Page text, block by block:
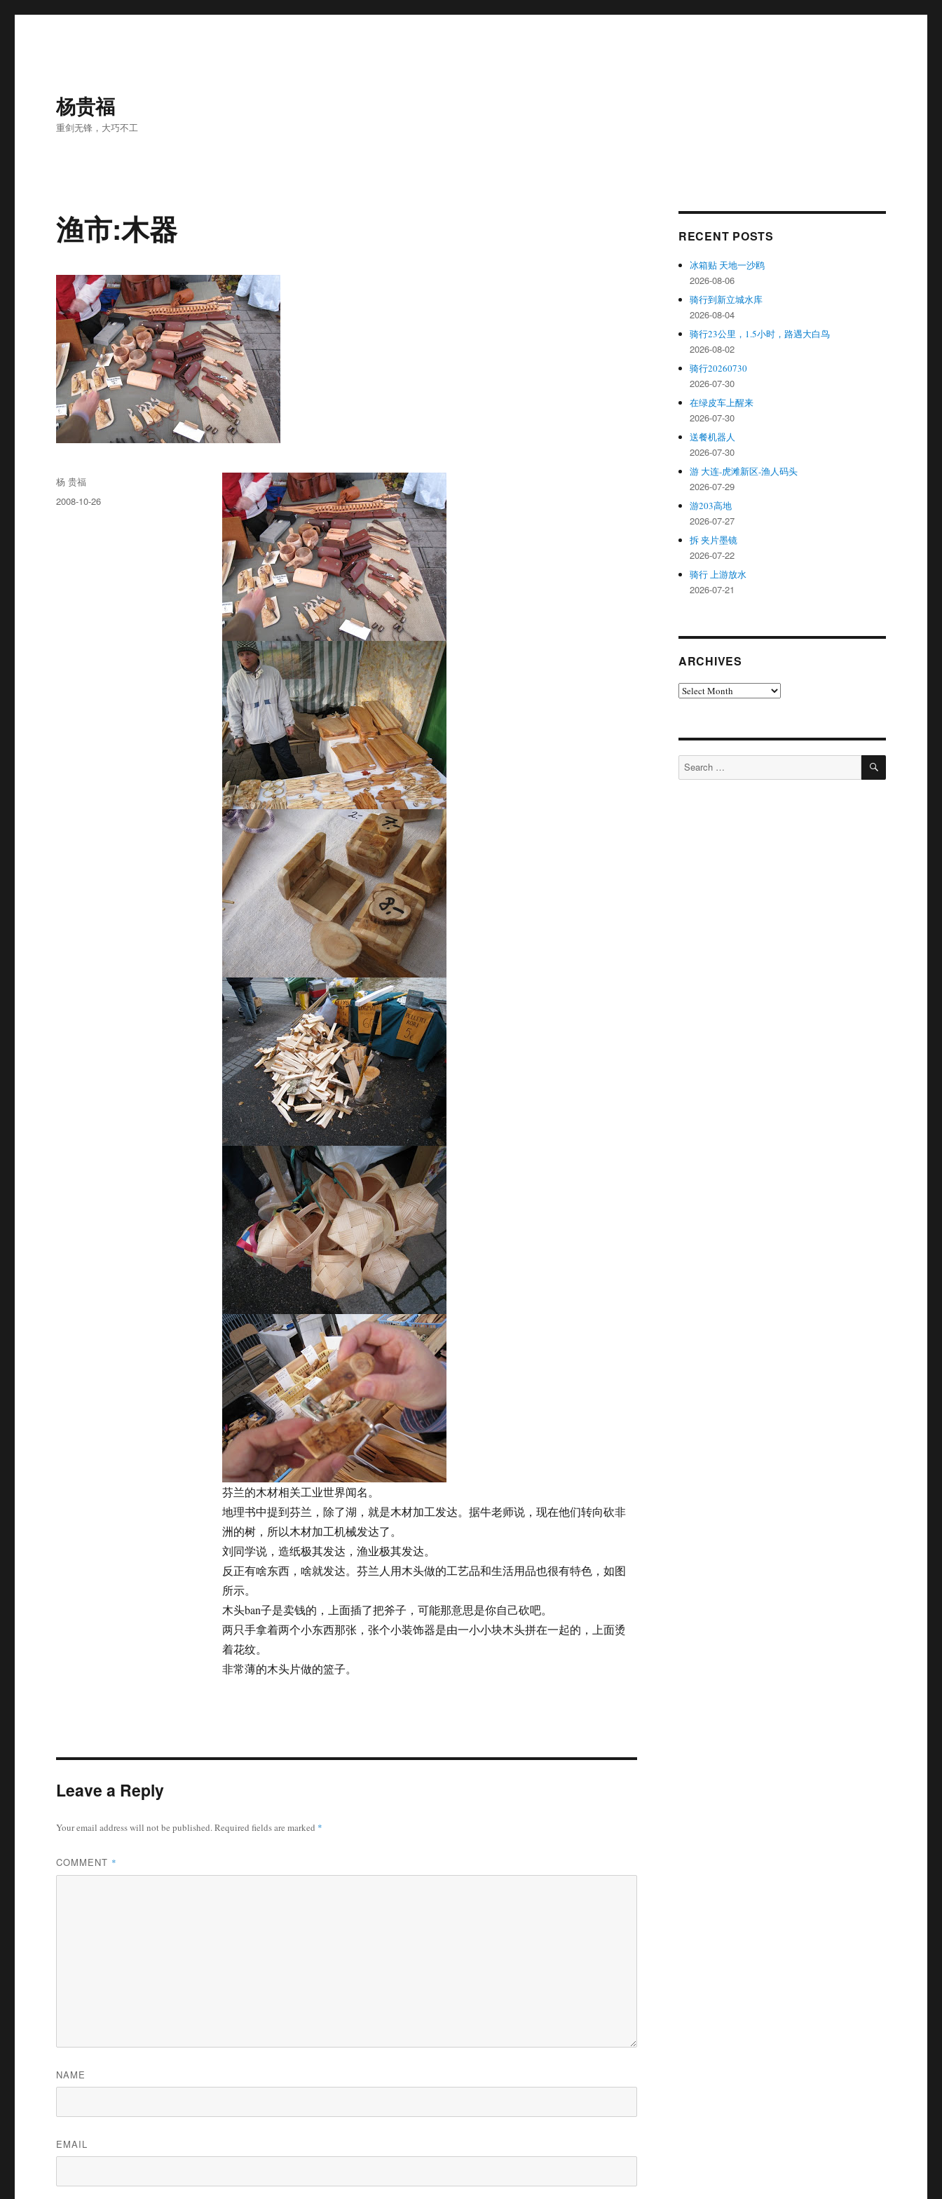
杨贵福
重剑无锋，大巧不工
渔市:木器
芬兰的木材相关工业世界闻名。
地理书中提到芬兰，除了湖，就是木材加工发达。据牛老师说，现在他们转向砍非
洲的树，所以木材加工机械发达了。
刘同学说，造纸极其发达，渔业极其发达。
反正有啥东西，啥就发达。芬兰人用木头做的工艺品和生活用品也很有特色，如图
所示。
木头ban子是卖钱的，上面插了把斧子，可能那意思是你自己砍吧。
两只手拿着两个小东西那张，张个小装饰器是由一小小块木头拼在一起的，上面烫
着花纹。
非常薄的木头片做的篮子。
Author
杨 贵福
Posted
2008-10-26
Leave a Reply
Your email address will not be published.Required fields are marked *
COMMENT *
NAME
EMAIL
RECENT POSTS
冰箱贴 天地一沙鸥
2026-08-06
骑行到新立城水库
2026-08-04
骑行23公里，1.5小时，路遇大白鸟
2026-08-02
骑行20260730
2026-07-30
在绿皮车上醒来
2026-07-30
送餐机器人
2026-07-30
游 大连-虎滩新区-渔人码头
2026-07-29
游203高地
2026-07-27
拆 夹片墨镜
2026-07-22
骑行 上游放水
2026-07-21
ARCHIVES
Archives
Search
for:
SEARCH